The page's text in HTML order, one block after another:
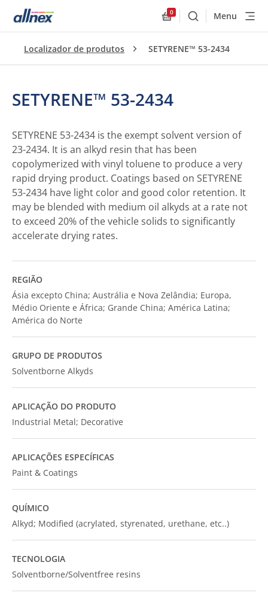
0
BuscarMenu
Localizador de produtos SETYRENE™ 53-2434
SETYRENE™ 53-2434
SETYRENE 53-2434 is the exempt solvent version of
23-2434. It is an alkyd resin that has been
copolymerized with vinyl toluene to produce a very
rapid drying product. Coatings based on SETYRENE
53-2434 have light color and good color retention. It
may be blended with medium oil alkyds at a rate not
to exceed 20% of the vehicle solids to significantly
accelerate drying rates.
REGIÃO
Ásia excepto China; Austrália e Nova Zelândia; Europa,
Médio Oriente e África; Grande China; América Latina;
América do Norte
GRUPO DE PRODUTOS
Solventborne Alkyds
APLICAÇÃO DO PRODUTO
Industrial Metal; Decorative
APLICAÇÕES ESPECÍFICAS
Paint & Coatings
QUÍMICO
Alkyd; Modified (acrylated, styrenated, urethane, etc..)
TECNOLOGIA
Solventborne/Solventfree resins